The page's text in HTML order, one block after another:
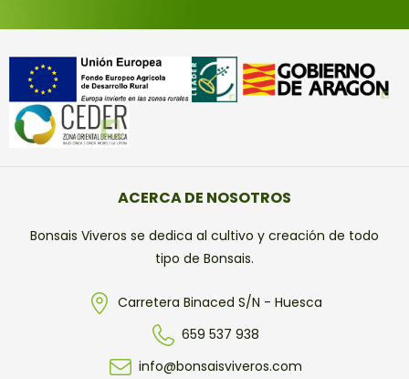
ACERCA DE NOSOTROS
Bonsais Viveros se dedica al cultivo y creación de todo
tipo de Bonsais.
Carretera Binaced S/N - Huesca
659 537 938
info@bonsaisviveros.com